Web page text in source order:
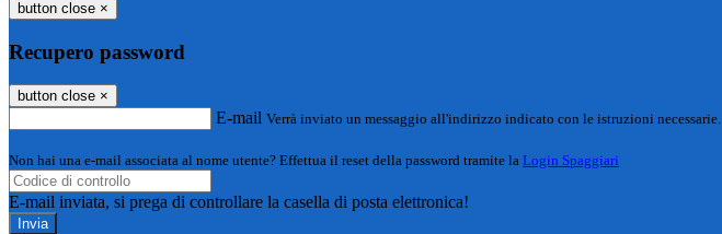
button close ×
Recupero password
button close ×
E-mail Verrà inviato un messaggio all'indirizzo indicato con le istruzioni necessarie.
Non hai una e-mail associata al nome utente? Effettua il reset della password tramite la Login Spaggiari
E-mail inviata, si prega di controllare la casella di posta elettronica!